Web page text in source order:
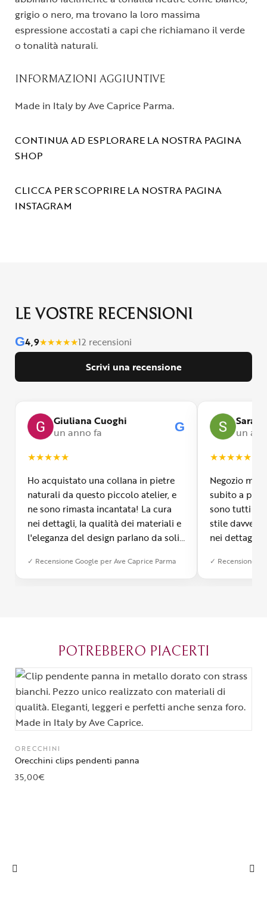
grigio o nero, ma trovano la loro massima
espressione accostati a capi che richiamano il verde
o tonalità naturali.
INFORMAZIONI AGGIUNTIVE
Made in Italy by Ave Caprice Parma.
CONTINUA AD ESPLORARE LA NOSTRA PAGINA
SHOP
CLICCA PER SCOPRIRE LA NOSTRA PAGINA
INSTAGRAM
LE VOSTRE RECENSIONI
G4,9★★★★★12 recensioni
Scrivi una recensione
Giuliana Cuoghi
un anno fa
G
★★★★★
Ho acquistato una collana in pietre
naturali da questo piccolo atelier, e
ne sono rimasta incantata! La cura
nei dettagli, la qualità dei materiali e
l'eleganza del design parlano da soli.
stato impeccabile: veloce, preciso e
✓ Recensione Google per Ave Caprice Parma
Sara
un
★★★★★
Negozio
subito a
sono tutti
stile davvero
nei dettagli,
qualità e si
✓ Recensione
POTREBBERO PIACERTI
ORECCHINI
Orecchini clips pendenti panna
35,00€